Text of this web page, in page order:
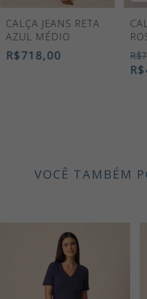
CALÇA JEANS RETA
AZUL MÉDIO
R$718,00
VOCÊ TAMBÉM